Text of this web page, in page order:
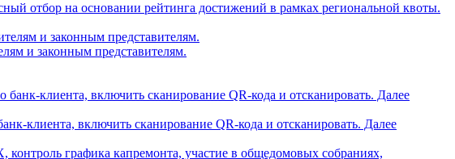
отбор на основании рейтинга достижений в рамках региональной квоты.
и законным представителям.
клиента, включить сканирование QR-кода и отсканировать. Далее